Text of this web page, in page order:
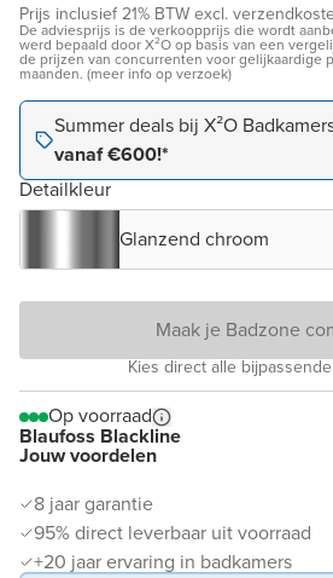
Blaufoss Blackline
Jouw voordelen
8 jaar garantie
95% direct leverbaar uit voorraad
+20 jaar ervaring in badkamers
Prijs inclusief 21% BTW excl.
De adviesprijs is de verkoopprijs die wordt
werd bepaald door X²O op basis van een
de prijzen van concurrenten voor gelijkaardige
maanden. (meer info op verzoek)
Summer deals bij X²O
vanaf €600!*
Detailkleur
Glanzend chroom
Maak je Badzone
Kies direct alle
Op voorraad